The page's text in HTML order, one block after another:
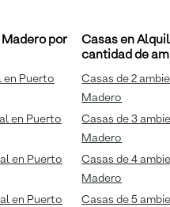
por
en Puerto
en Puerto
en Puerto
en Puerto
Casas en
cantidad de
Casas de 2
Madero
Casas de 3
Madero
Casas de 4
Madero
Casas de 5